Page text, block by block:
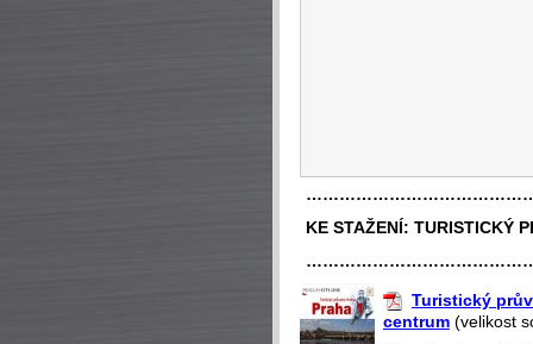
KE STAŽENÍ: TURISTICKÝ
Turistický
centrum (velikost